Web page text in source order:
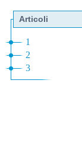
Articoli
1
2
3